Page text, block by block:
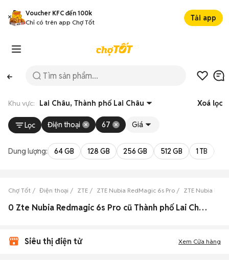
Voucher KFC đến 100k
Chỉ có trên app Chợ Tốt
Tải app
Khu vực: Lai Châu, Thành phố Lai Châu Xoá lọc
Lọc Điện thoại 67 Giá
Dung lượng: 64 GB 128 GB 256 GB 512 GB 1 TB
Chợ Tốt Điện thoại ZTE ZTE Nubia RedMagic 6s Pro ZTE Nubia
0 Zte Nubia Redmagic 6s Pro cũ Thành phố Lai Châu, Lai Châu đẹp
Siêu thị điện tử Xem Cửa hàng